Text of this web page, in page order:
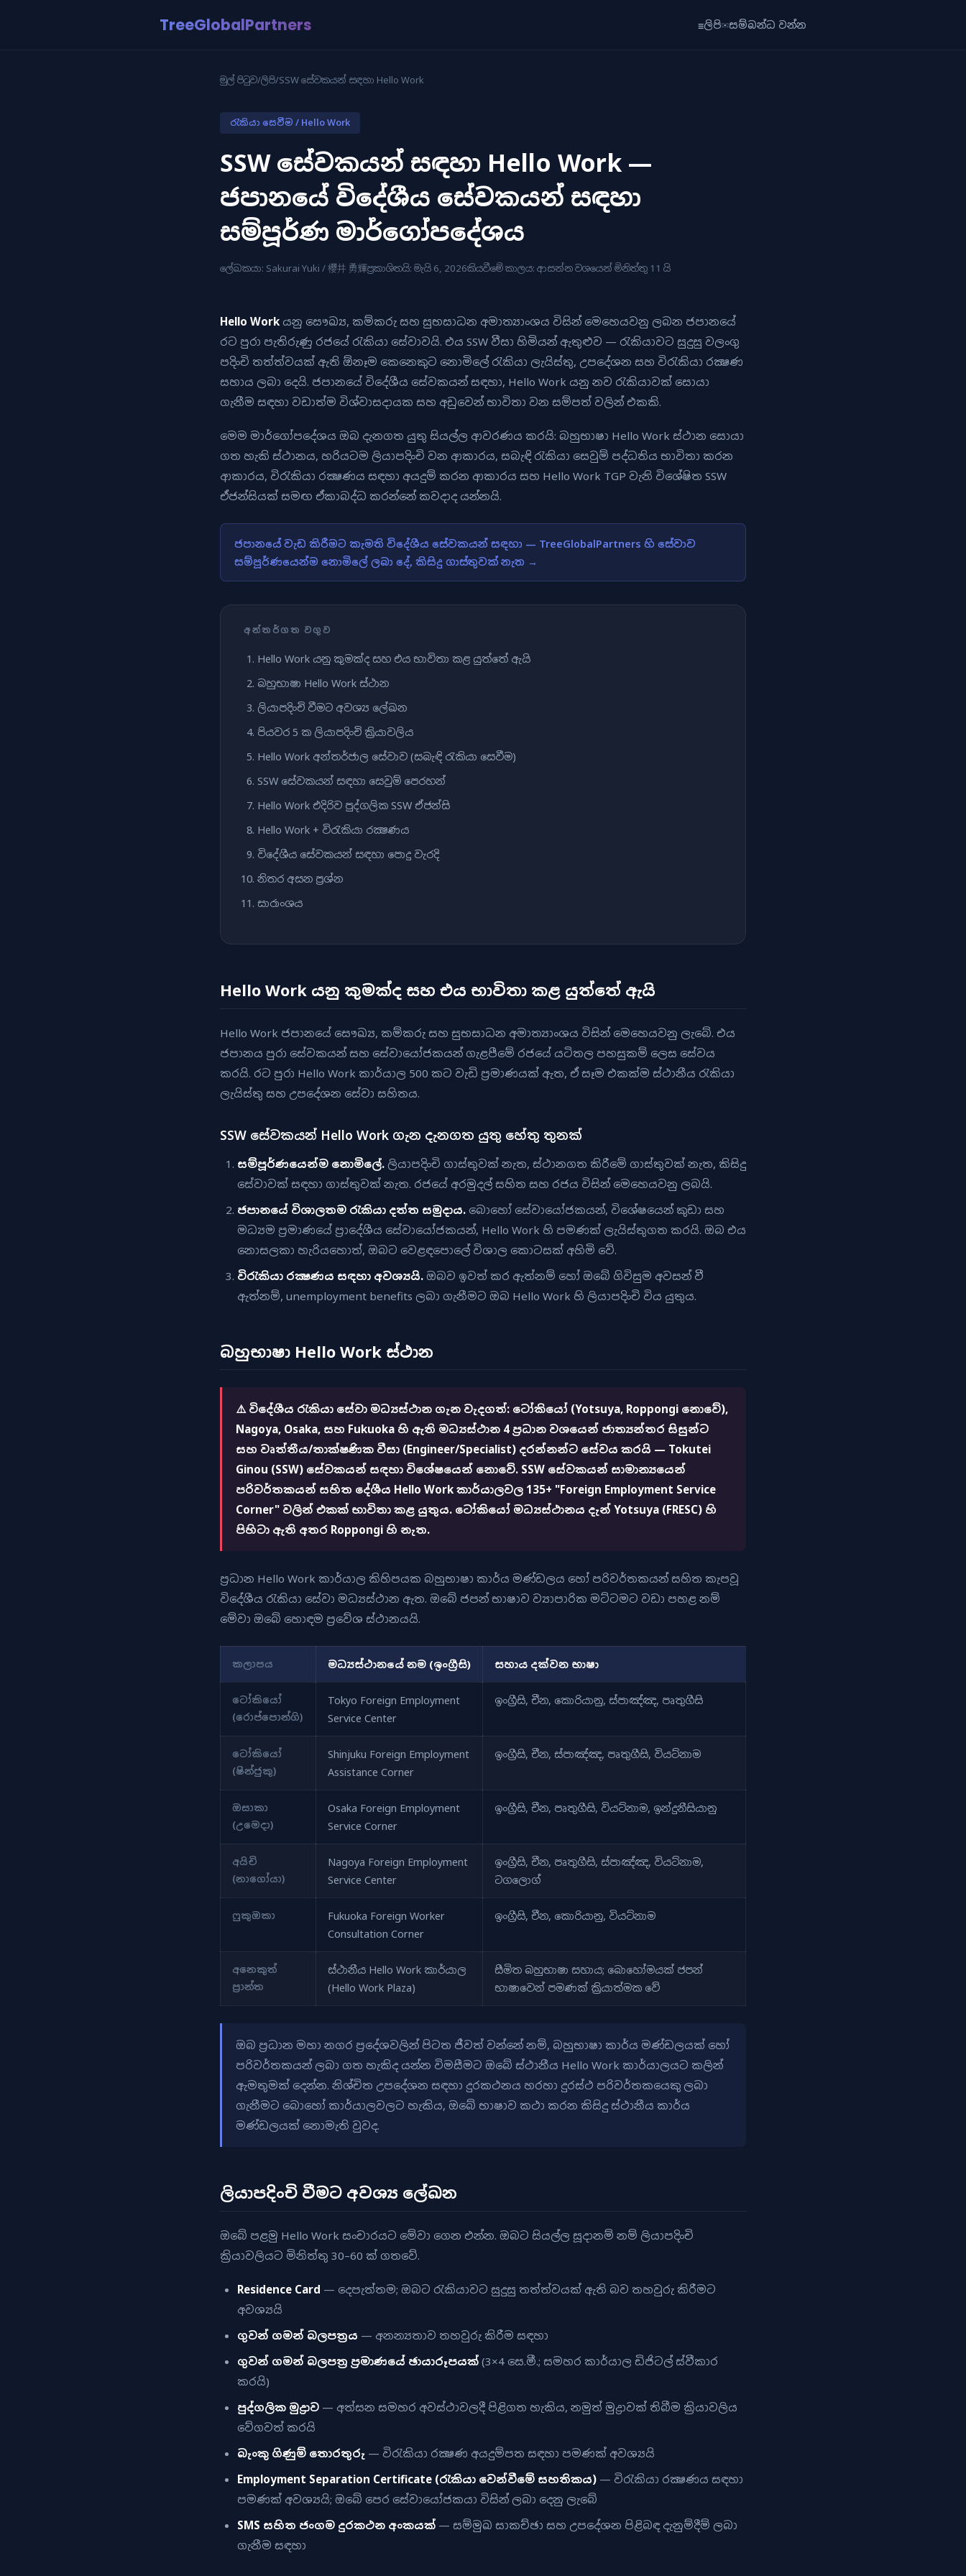
TreeGlobalPartners ☰ලිපි✉සම්බන්ධ වන්න
මුල් පිටුව/ලිපි/SSW සේවකයන් සඳහා Hello Work
රැකියා සෙවීම / Hello Work
SSW සේවකයන් සඳහා Hello Work —
ජපානයේ විදේශීය සේවකයන් සඳහා
සම්පූර්ණ මාර්ගෝපදේශය
ලේඛකයා: Sakurai Yuki / 櫻井 勇輝ප්‍රකාශිතයි: මැයි 6, 2026කියවීමේ කාලය: ආසන්න වශයෙන් මිනිත්තු 11 යි
Hello Work යනු සෞඛ්‍ය, කම්කරු සහ සුභසාධන අමාත්‍යාංශය විසින් මෙහෙයවනු ලබන ජපානයේ
රට පුරා පැතිරුණු රජයේ රැකියා සේවාවයි. එය SSW වීසා හිමියන් ඇතුළුව — රැකියාවට සුදුසු වලංගු
පදිංචි තත්ත්වයක් ඇති ඕනෑම කෙනෙකුට නොමිලේ රැකියා ලැයිස්තු, උපදේශන සහ විරැකියා රක්‍ෂණ
සහාය ලබා දෙයි. ජපානයේ විදේශීය සේවකයන් සඳහා, Hello Work යනු නව රැකියාවක් සොයා
ගැනීම සඳහා වඩාත්ම විශ්වාසදායක සහ අඩුවෙන් භාවිතා වන සම්පත් වලින් එකකි.
මෙම මාර්ගෝපදේශය ඔබ දැනගත යුතු සියල්ල ආවරණය කරයි: බහුභාෂා Hello Work ස්ථාන සොයා
ගත හැකි ස්ථානය, හරියටම ලියාපදිංචි වන ආකාරය, සබැඳි රැකියා සෙවුම් පද්ධතිය භාවිතා කරන
ආකාරය, විරැකියා රක්‍ෂණය සඳහා අයදුම් කරන ආකාරය සහ Hello Work TGP වැනි විශේෂිත SSW
ඒජන්සියක් සමඟ ඒකාබද්ධ කරන්නේ කවදාද යන්නයි.
ජපානයේ වැඩ කිරීමට කැමති විදේශීය සේවකයන් සඳහා — TreeGlobalPartners හි සේවාව
සම්පූර්ණයෙන්ම නොමිලේ ලබා දේ, කිසිදු ගාස්තුවක් නැත →
අන්තර්ගත වගුව
Hello Work යනු කුමක්ද සහ එය භාවිතා කළ යුත්තේ ඇයි
බහුභාෂා Hello Work ස්ථාන
ලියාපදිංචි වීමට අවශ්‍ය ලේඛන
පියවර 5 ක ලියාපදිංචි ක්‍රියාවලිය
Hello Work අන්තර්ජාල සේවාව (සබැඳි රැකියා සෙවීම)
SSW සේවකයන් සඳහා සෙවුම් පෙරහන්
Hello Work එදිරිව පුද්ගලික SSW ඒජන්සි
Hello Work + විරැකියා රක්‍ෂණය
විදේශීය සේවකයන් සඳහා පොදු වැරදි
නිතර අසන ප්‍රශ්න
සාරාංශය
Hello Work යනු කුමක්ද සහ එය භාවිතා කළ යුත්තේ ඇයි
Hello Work ජපානයේ සෞඛ්‍ය, කම්කරු සහ සුභසාධන අමාත්‍යාංශය විසින් මෙහෙයවනු ලැබේ. එය
ජපානය පුරා සේවකයන් සහ සේවායෝජකයන් ගැළපීමේ රජයේ යටිතල පහසුකම් ලෙස සේවය
කරයි. රට පුරා Hello Work කාර්යාල 500 කට වැඩි ප්‍රමාණයක් ඇත, ඒ සෑම එකක්ම ස්ථානීය රැකියා
ලැයිස්තු සහ උපදේශන සේවා සහිතය.
SSW සේවකයන් Hello Work ගැන දැනගත යුතු හේතු තුනක්
සම්පූර්ණයෙන්ම නොමිලේ. ලියාපදිංචි ගාස්තුවක් නැත, ස්ථානගත කිරීමේ ගාස්තුවක් නැත, කිසිදු
සේවාවක් සඳහා ගාස්තුවක් නැත. රජයේ අරමුදල් සහිත සහ රජය විසින් මෙහෙයවනු ලබයි.
ජපානයේ විශාලතම රැකියා දත්ත සමුදාය. බොහෝ සේවායෝජකයන්, විශේෂයෙන් කුඩා සහ
මධ්‍යම ප්‍රමාණයේ ප්‍රාදේශීය සේවායෝජකයන්, Hello Work හි පමණක් ලැයිස්තුගත කරයි. ඔබ එය
නොසලකා හැරියහොත්, ඔබට වෙළඳපොලේ විශාල කොටසක් අහිමි වේ.
විරැකියා රක්‍ෂණය සඳහා අවශ්‍යයි. ඔබව ඉවත් කර ඇත්නම් හෝ ඔබේ ගිවිසුම අවසන් වී
ඇත්නම්, unemployment benefits ලබා ගැනීමට ඔබ Hello Work හි ලියාපදිංචි විය යුතුය.
බහුභාෂා Hello Work ස්ථාන
⚠️ විදේශීය රැකියා සේවා මධ්‍යස්ථාන ගැන වැදගත්: ටෝකියෝ (Yotsuya, Roppongi නොවේ),
Nagoya, Osaka, සහ Fukuoka හි ඇති මධ්‍යස්ථාන 4 ප්‍රධාන වශයෙන් ජාත්‍යන්තර සිසුන්ට
සහ වෘත්තීය/තාක්ෂණික වීසා (Engineer/Specialist) දරන්නන්ට සේවය කරයි — Tokutei
Ginou (SSW) සේවකයන් සඳහා විශේෂයෙන් නොවේ. SSW සේවකයන් සාමාන්‍යයෙන්
පරිවර්තකයන් සහිත දේශීය Hello Work කාර්යාලවල 135+ "Foreign Employment Service
Corner" වලින් එකක් භාවිතා කළ යුතුය. ටෝකියෝ මධ්‍යස්ථානය දැන් Yotsuya (FRESC) හි
පිහිටා ඇති අතර Roppongi හි නැත.
ප්‍රධාන Hello Work කාර්යාල කිහිපයක බහුභාෂා කාර්ය මණ්ඩලය හෝ පරිවර්තකයන් සහිත කැපවූ
විදේශීය රැකියා සේවා මධ්‍යස්ථාන ඇත. ඔබේ ජපන් භාෂාව ව්‍යාපාරික මට්ටමට වඩා පහළ නම්
මේවා ඔබේ හොඳම ප්‍රවේශ ස්ථානයයි.
කලාපය මධ්‍යස්ථානයේ නම (ඉංග්‍රීසි) සහාය දක්වන භාෂා
ටෝකියෝ
(රොප්පොන්ගි)
Tokyo Foreign Employment
Service Center
ඉංග්‍රීසි, චීන, කොරියානු, ස්පාඤ්ඤ, පෘතුගීසි
ටෝකියෝ
(ෂින්ජුකු)
Shinjuku Foreign Employment
Assistance Corner
ඉංග්‍රීසි, චීන, ස්පාඤ්ඤ, පෘතුගීසි, වියට්නාම
ඔසාකා
(උමෙදා)
Osaka Foreign Employment
Service Corner
ඉංග්‍රීසි, චීන, පෘතුගීසි, වියට්නාම, ඉන්දුනීසියානු
අයිචි
(නාගෝයා)
Nagoya Foreign Employment
Service Center
ඉංග්‍රීසි, චීන, පෘතුගීසි, ස්පාඤ්ඤ, වියට්නාම,
ටගලොග්
ෆුකුඔකා
Fukuoka Foreign Worker
Consultation Corner
ඉංග්‍රීසි, චීන, කොරියානු, වියට්නාම
අනෙකුත්
ප්‍රාන්ත
ස්ථානීය Hello Work කාර්යාල
(Hello Work Plaza)
සීමිත බහුභාෂා සහාය; බොහෝමයක් ජපන්
භාෂාවෙන් පමණක් ක්‍රියාත්මක වේ
ඔබ ප්‍රධාන මහා නගර ප්‍රදේශවලින් පිටත ජීවත් වන්නේ නම්, බහුභාෂා කාර්ය මණ්ඩලයක් හෝ
පරිවර්තකයන් ලබා ගත හැකිද යන්න විමසීමට ඔබේ ස්ථානීය Hello Work කාර්යාලයට කලින්
ඇමතුමක් දෙන්න. නිශ්චිත උපදේශන සඳහා දුරකථනය හරහා දුරස්ථ පරිවර්තකයෙකු ලබා
ගැනීමට බොහෝ කාර්යාලවලට හැකිය, ඔබේ භාෂාව කථා කරන කිසිදු ස්ථානීය කාර්ය
මණ්ඩලයක් නොමැති වුවද.
ලියාපදිංචි වීමට අවශ්‍ය ලේඛන
ඔබේ පළමු Hello Work සංචාරයට මේවා ගෙන එන්න. ඔබට සියල්ල සූදානම් නම් ලියාපදිංචි
ක්‍රියාවලියට මිනිත්තු 30–60 ක් ගතවේ.
Residence Card — දෙපැත්තම; ඔබට රැකියාවට සුදුසු තත්ත්වයක් ඇති බව තහවුරු කිරීමට
අවශ්‍යයි
ගුවන් ගමන් බලපත්‍රය — අනන්‍යතාව තහවුරු කිරීම සඳහා
ගුවන් ගමන් බලපත්‍ර ප්‍රමාණයේ ඡායාරූපයක් (3×4 සෙ.මී.; සමහර කාර්යාල ඩිජිටල් ස්වීකාර
කරයි)
පුද්ගලික මුද්‍රාව — අත්සන සමහර අවස්ථාවලදී පිළිගත හැකිය, නමුත් මුද්‍රාවක් තිබීම ක්‍රියාවලිය
වේගවත් කරයි
බැංකු ගිණුම් තොරතුරු — විරැකියා රක්‍ෂණ අයදුම්පත සඳහා පමණක් අවශ්‍යයි
Employment Separation Certificate (රැකියා වෙන්වීමේ සහතිකය) — විරැකියා රක්‍ෂණය සඳහා
පමණක් අවශ්‍යයි; ඔබේ පෙර සේවායෝජකයා විසින් ලබා දෙනු ලැබේ
SMS සහිත ජංගම දුරකථන අංකයක් — සම්මුඛ සාකච්ඡා සහ උපදේශන පිළිබඳ දැනුම්දීම් ලබා
ගැනීම සඳහා